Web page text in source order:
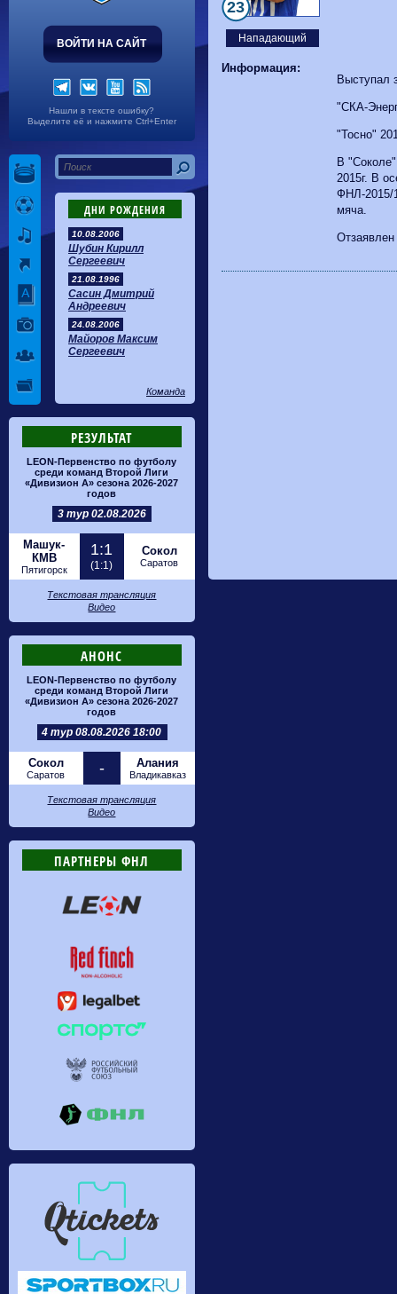
ВОЙТИ НА САЙТ
Нашли в тексте ошибку?
Выделите её и нажмите Ctrl+Enter
ДНИ РОЖДЕНИЯ
10.08.2006
Шубин Кирилл
Сергеевич
21.08.1996
Сасин Дмитрий
Андреевич
24.08.2006
Майоров Максим
Сергеевич
Команда
РЕЗУЛЬТАТ
LEON-Первенство по футболу
среди команд Второй Лиги
«Дивизион А» сезона 2026-2027
годов
3 тур 02.08.2026
Машук-
КМВ
Пятигорск
1:1
(1:1)
Сокол
Саратов
Текстовая трансляция
Видео
АНОНС
LEON-Первенство по футболу
среди команд Второй Лиги
«Дивизион А» сезона 2026-2027
годов
4 тур 08.08.2026 18:00
Сокол
Саратов - Алания
Владикавказ
Текстовая трансляция
Видео
ПАРТНЕРЫ ФНЛ
Нападающий
23
Информация:
Выступал
"СКА-
"Тосно"
В
2015г. В
ФНЛ-2015/
мяча.
Отзаявлен
Калуга
0-1 Сибирь